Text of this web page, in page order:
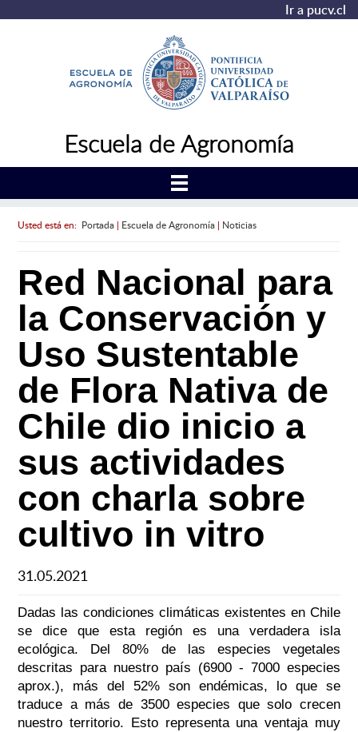
Ir a pucv.cl
Escuela de Agronomía
Usted está en: Portada| Escuela de Agronomía| Noticias
Red Nacional para
la Conservación y
Uso Sustentable
de Flora Nativa de
Chile dio inicio a
sus actividades
con charla sobre
cultivo in vitro
31.05.2021
Dadas las condiciones climáticas existentes en Chile
se dice que esta región es una verdadera isla
ecológica. Del 80% de las especies vegetales
descritas para nuestro país (6900 - 7000 especies
aprox.), más del 52% son endémicas, lo que se
traduce a más de 3500 especies que solo crecen
nuestro territorio. Esto representa una ventaja muy